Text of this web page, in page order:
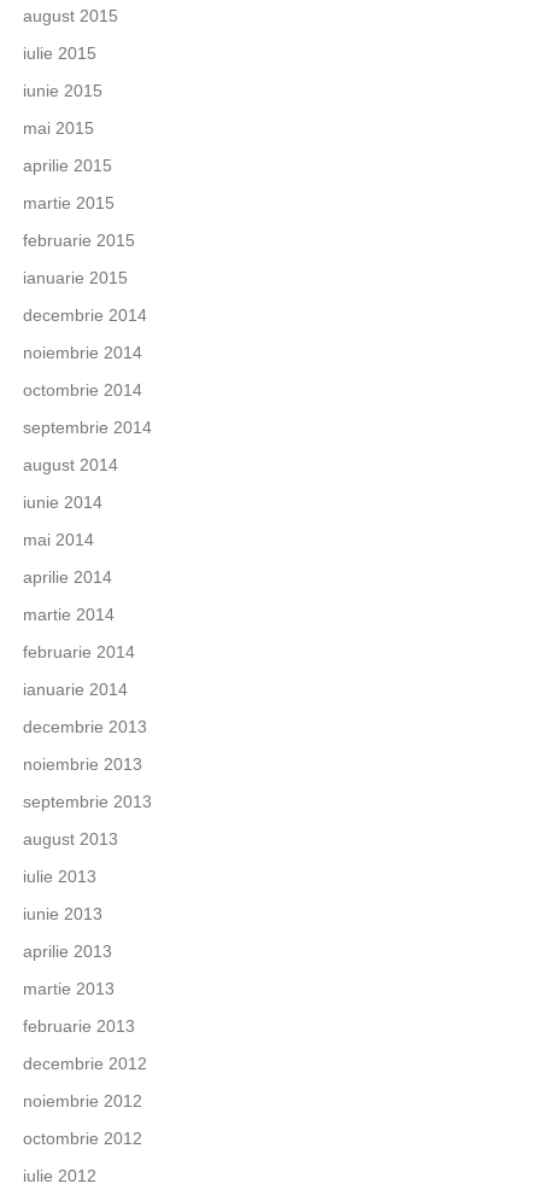
august 2015
iulie 2015
iunie 2015
mai 2015
aprilie 2015
martie 2015
februarie 2015
ianuarie 2015
decembrie 2014
noiembrie 2014
octombrie 2014
septembrie 2014
august 2014
iunie 2014
mai 2014
aprilie 2014
martie 2014
februarie 2014
ianuarie 2014
decembrie 2013
noiembrie 2013
septembrie 2013
august 2013
iulie 2013
iunie 2013
aprilie 2013
martie 2013
februarie 2013
decembrie 2012
noiembrie 2012
octombrie 2012
iulie 2012